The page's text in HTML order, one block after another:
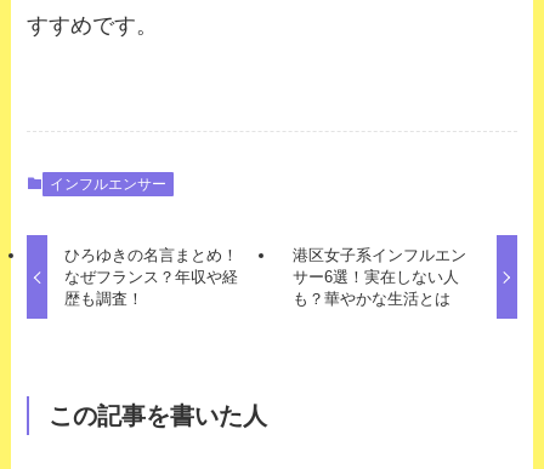
すすめです。
インフルエンサー
ひろゆきの名言まとめ！
なぜフランス？年収や経
歴も調査！
港区女子系インフルエン
サー6選！実在しない人
も？華やかな生活とは
この記事を書いた人